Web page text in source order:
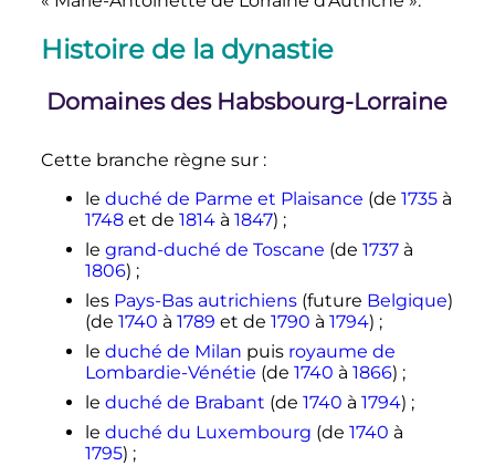
Histoire de la dynastie
Domaines des Habsbourg-Lorraine
Cette branche règne sur :
le duché de Parme et Plaisance (de 1735à
1748et de 1814à 1847) ;
le grand-duché de Toscane (de 1737à
1806) ;
les Pays-Bas autrichiens(future Belgique)
(de 1740 à 1789 et de 1790 à 1794) ;
le duché de Milan puis royaume de
Lombardie-Vénétie (de 1740 à 1866) ;
le duché de Brabant (de 1740 à 1794) ;
le duché du Luxembourg (de 1740 à
1795) ;